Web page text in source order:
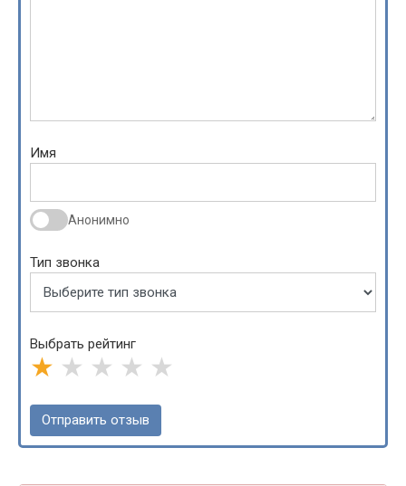
Имя
Анонимно
Тип звонка
Выбрать рейтинг
★ ★ ★ ★ ★